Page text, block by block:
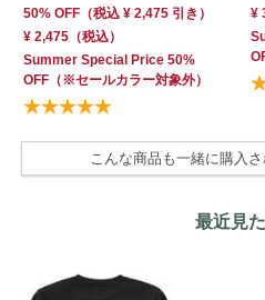
50% OFF（税込 ¥ 2,475引き）
¥ 2,475（税込）
Summer Special Price 50%
OFF（※セールカラー対象外）
¥
こんな商品も一緒に購入
最近見